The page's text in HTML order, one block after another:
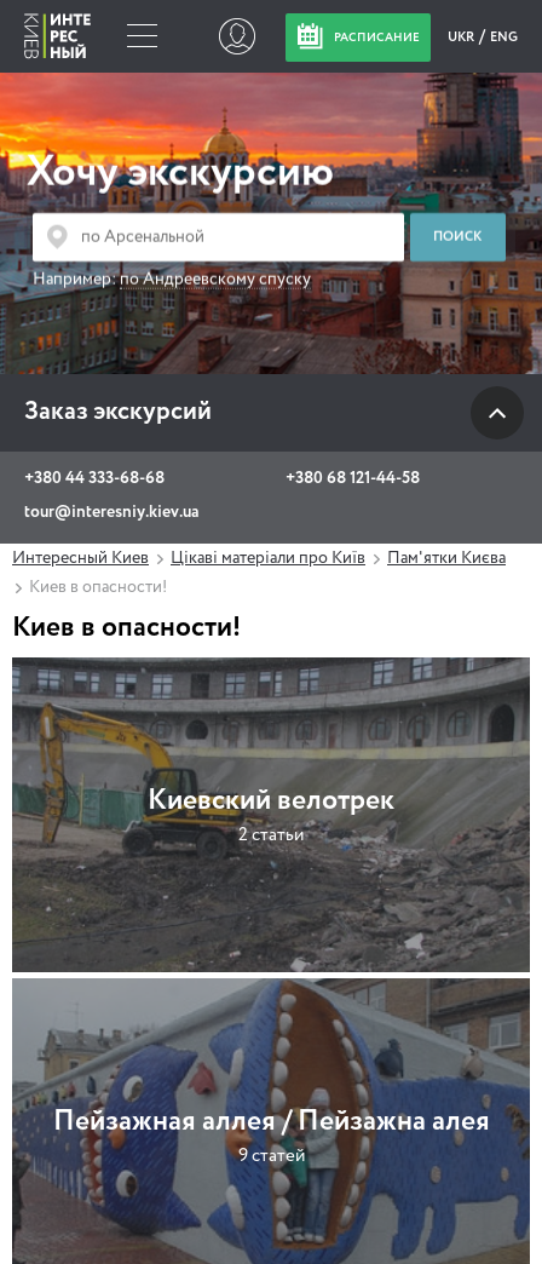
РАСПИСАНИЕ UKR ENG
Хочу экскурсию
Например:по Андреевскому спуску
Заказ экскурсий
+380 44 333-68-68
+380 68 121-44-58
tour@interesniy.kiev.ua
Заказ экскурсий
+380 44 333-68-68
+380 68 121-44-58
tour@interesniy.kiev.ua
с 10.00 до 19:30 ежедневно
Интересный Киев Цікаві матеріали про Київ
Пам'ятки Києва
Киев в опасности!
Киев в опасности!
Киевский велотрек
2 статьи
Пейзажная аллея / Пейзажна алея
9 статей